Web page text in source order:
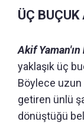
ÜÇ
Akif
yaklaşık üç
Böylece
getiren ünlü
dönüştüğü